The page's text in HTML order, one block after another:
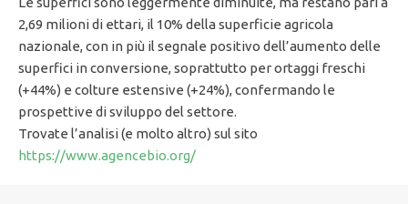
2,69 milioni di ettari, il 10% della superficie agricola
nazionale, con in più il segnale positivo dell’aumento delle
superfici in conversione, soprattutto per ortaggi freschi
(+44%) e colture estensive (+24%), confermando le
prospettive di sviluppo del settore.
Trovate l’analisi (e molto altro) sul sito
https://www.agencebio.org/